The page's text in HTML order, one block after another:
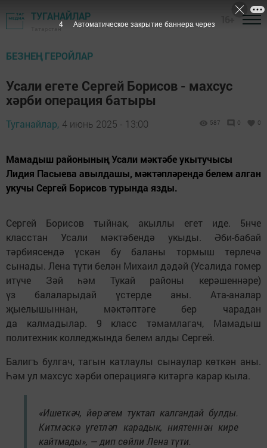
ТУГАНАЙЛАР
БЕЗНЕҢ ГЕРОЙЛАР
Усали егете Сергей Борисов - махсус
хәрби операция батыры
Туганайлар, 4 июнь 2025 - 13:00 587 0 0
Мамадыш районының Усали мәктәбе укытучысы
Лидия Пасыева авылдашы, мәктәпләрендә белем алган
укучы Сергей Борисов турында язды.
Сергей Борисов тыйнак, акыллы егет иде. 5нче
класстан Усали мәктәбендә укыды. Әби-бабай
тәрбиясендә үскән бу баланы тормыш төрлечә
сынады. Лена түти белән Михаил дәдәй (Усалида гомер
итүче Зәй һәм Тукай районы керәшеннәре)
үз балаларыдай үстерде аны. Ата-аналар
җыелышыннан, мәктәптәге бер чарадан
да калмадылар. 9 класс тәмамлагач, Мамадыш
политехник колледжында белем алды Сергей.
Балигъ булгач, тагын катлаулы сынаулар көткән аны.
Һәм ул махсус хәрби операциягә китәргә карар кыла.
«Ишеткәч, йөрәгем туктап калгандай булды.
Китмәскә үгетләп карадык, ниятеннән кире
кайтмады», — дип сөйли Лена түти.
3 Автоматическое закрытие баннера через